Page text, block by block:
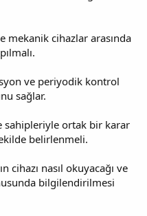
mekanik cihazlar arasında
ve periyodik kontrol
sağlar.
sahipleriyle ortak bir karar
belirlenmeli.
cihazı nasıl okuyacağı ve
bilgilendirilmesi